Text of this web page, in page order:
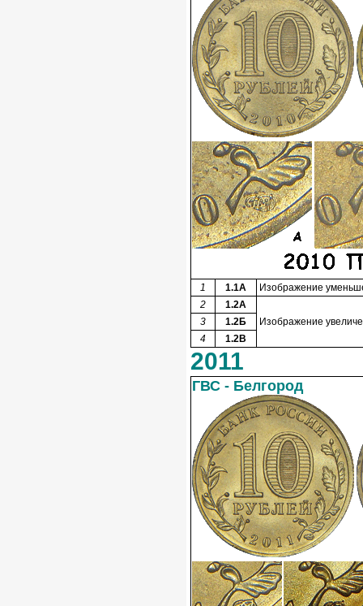
1 1.1А
Изображение
2
1.2А
Изображение
3
1.2Б
4
1.2В
2011
ГВС - Белгород